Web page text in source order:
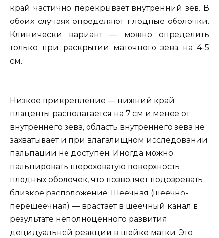
край частично перекрывает внутренний зев. В
обоих случаях определяют плодные оболочки.
Клинически вариант — можно определить
только при раскрытии маточного зева на 4-5
см.
Низкое прикрепление — нижний край
плаценты располагается на 7 см и менее от
внутреннего зева, область внутреннего зева не
захватывает и при влагалищном исследовании
пальпации не доступен. Иногда можно
пальпировать шероховатую поверхность
плодных оболочек, что позволяет подозревать
близкое расположение. Шеечная (шеечно-
перешеечная) — врастает в шеечный канал в
результате неполноценного развития
децидуальной реакции в шейке матки. Это